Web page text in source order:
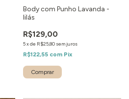
Body com Punho Lavanda -
lilás
R$129,00
5xde R$25,80 sem juros
R$122,55 com Pix